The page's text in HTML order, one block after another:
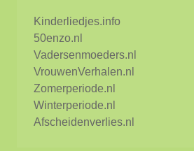
Kinderliedjes.info
50enzo.nl
Vadersenmoeders.nl
VrouwenVerhalen.nl
Zomerperiode.nl
Winterperiode.nl
Afscheidenverlies.nl